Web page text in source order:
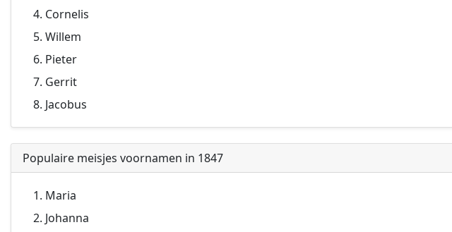
Cornelis
Willem
Pieter
Gerrit
Jacobus
Populaire meisjes voornamen in 1847
Maria
Johanna